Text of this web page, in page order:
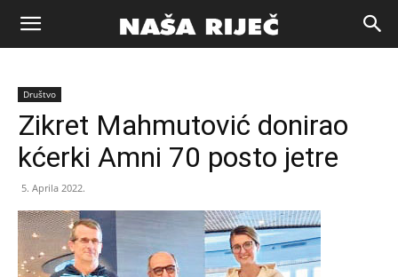
Naša
riječ
Društvo
Zikret Mahmutović donirao
kćerki Amni 70 posto jetre
5. Aprila 2022.